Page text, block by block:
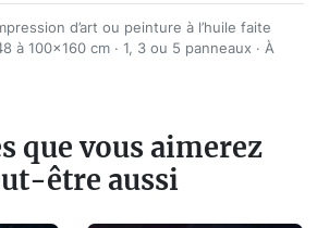
d’art ou peinture à l’huile faite
à 100×160 cm 1, 3 ou 5 panneaux
À
que vous aimerez
être aussi